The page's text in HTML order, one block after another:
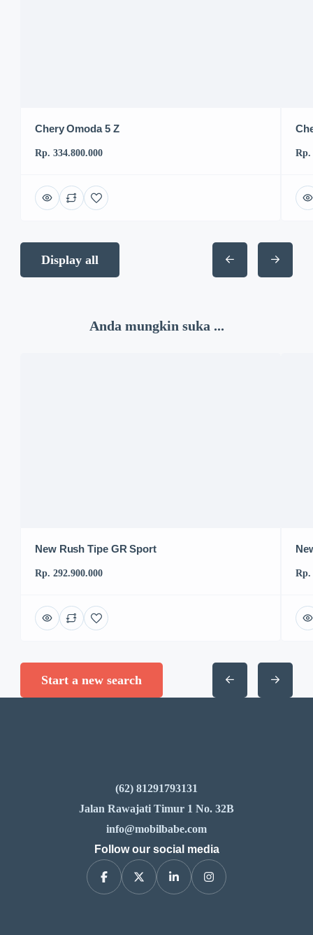
Chery Omoda 5 Z
Rp. 334.800.000 Rp.
Display all
Anda mungkin suka ...
New Rush Tipe GR Sport
Rp. 292.900.000 Rp.
Start a new search
(62) 81291793131
Jalan Rawajati Timur 1 No. 32B
info@mobilbabe.com
Follow our social media